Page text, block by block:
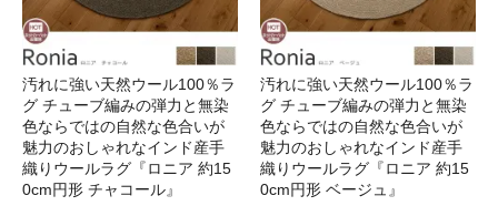
汚れに強い天然ウール100％ラ
グ チューブ編みの弾力と無染
色ならではの自然な色合いが
魅力のおしゃれなインド産手
織りウールラグ『ロニア 約15
0cm円形 チャコール』
汚れに強い天然ウール100％ラ
グ チューブ編みの弾力と無染
色ならではの自然な色合いが
魅力のおしゃれなインド産手
織りウールラグ『ロニア 約15
0cm円形 ベージュ』